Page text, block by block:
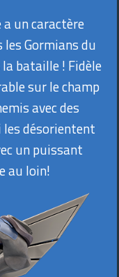
un caractère
Gormians du
bataille ! Fidèle
sur le champ
avec des
désorientent
un puissant
au loin!